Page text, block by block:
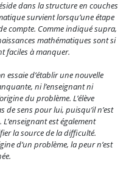
dans la structure en couches
survient lorsqu’une étape
compte. Comme indiqué supra,
mathématiques sont si
faciles à manquer.
essaie d’établir une nouvelle
ni l’enseignant ni
du problème. L’élève
de sens pour lui, puisqu’il n’est
est également
la source de la difficulté.
d’un problème, la peur n’est